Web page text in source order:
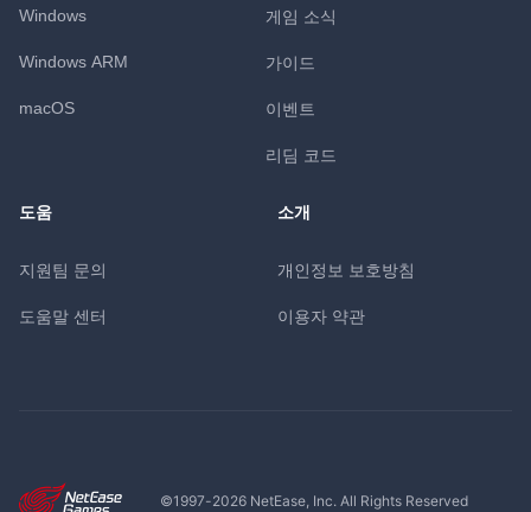
Windows
Windows ARM
macOS
게임 소식
가이드
이벤트
리딤 코드
도움
지원팀 문의
도움말 센터
소개
개인정보 보호방침
이용자 약관
©1997-2026NetEase, Inc. All Rights Reserved